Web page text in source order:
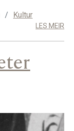
/ Kultur
LES MEIR